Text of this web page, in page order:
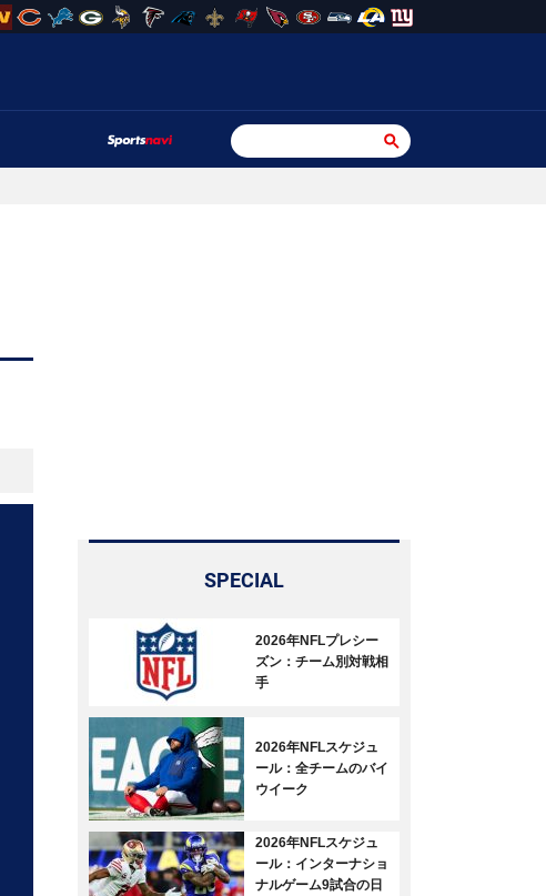
SPECIAL
2026年NFLプレシー
ズン：チーム別対戦相
手
2026年NFLスケジュ
ール：全チームのバイ
ウイーク
2026年NFLスケジュ
ール：インターナショ
ナルゲーム9試合の日